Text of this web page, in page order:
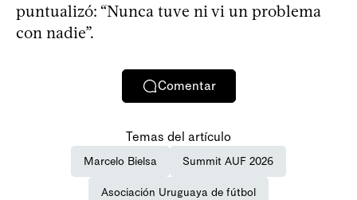
puntualizó: “Nunca tuve ni vi un problema
con nadie”.
Comentar
Temas del artículo
Marcelo Bielsa Summit AUF 2026
Asociación Uruguaya de fútbol